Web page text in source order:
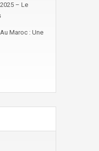
– Le
Maroc : Une